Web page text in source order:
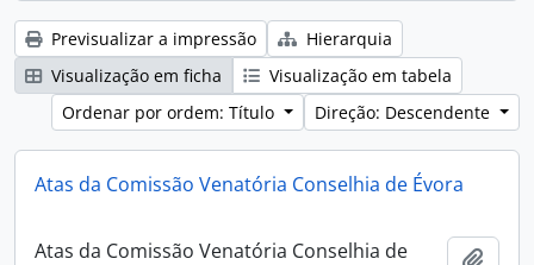
Previsualizar a impressão
Hierarquia
Visualização em ficha
Visualização em tabela
Ordenar por ordem: Título
Direção: Descendente
Atas da Comissão Venatória Conselhia de Évora
Atas da Comissão Venatória Conselhia de